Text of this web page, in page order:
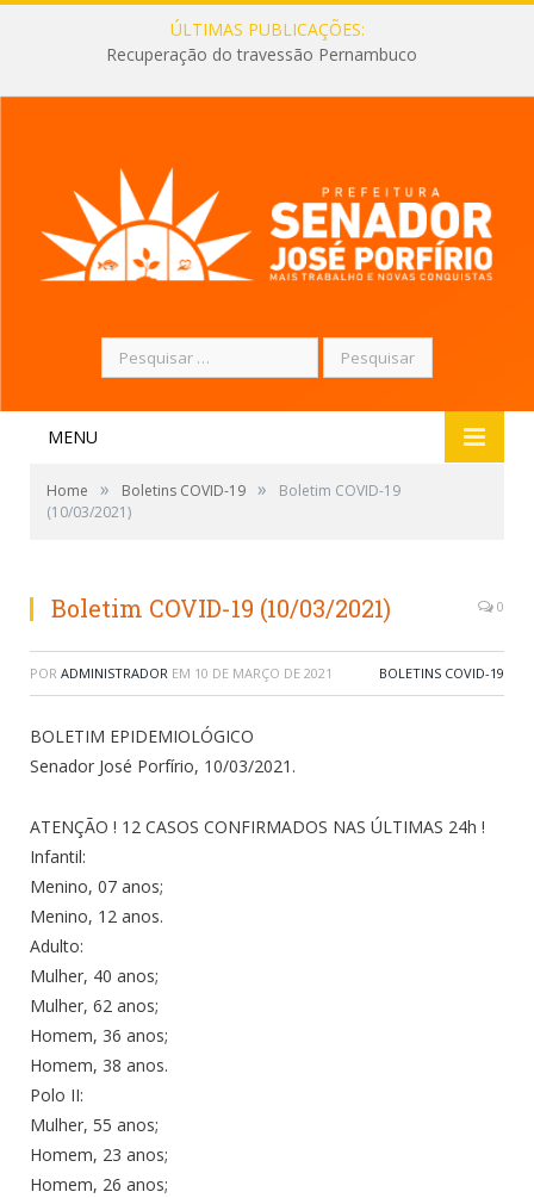
ÚLTIMAS PUBLICAÇÕES:
Recuperação do travessão Pernambuco
Pesquisar
por:
MENU
Home » Boletins COVID-19 »
Boletim COVID-19
(10/03/2021)
Boletim COVID-19 (10/03/2021) 0
POR ADMINISTRADOR EM 10 DE MARÇO DE 2021 BOLETINS COVID-19
BOLETIM EPIDEMIOLÓGICO
Senador José Porfírio, 10/03/2021.
ATENÇÃO ! 12 CASOS CONFIRMADOS NAS ÚLTIMAS 24h !
Infantil:
Menino, 07 anos;
Menino, 12 anos.
Adulto:
Mulher, 40 anos;
Mulher, 62 anos;
Homem, 36 anos;
Homem, 38 anos.
Polo II:
Mulher, 55 anos;
Homem, 23 anos;
Homem, 26 anos;